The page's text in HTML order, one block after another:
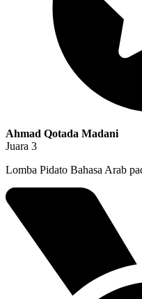
Ahmad Qotada Madani
Juara 3
Lomba Pidato Bahasa Arab